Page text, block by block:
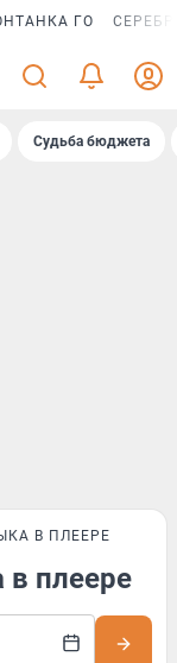
ГО
Судьба бюджета
В ПЛЕЕРЕ
в плеере